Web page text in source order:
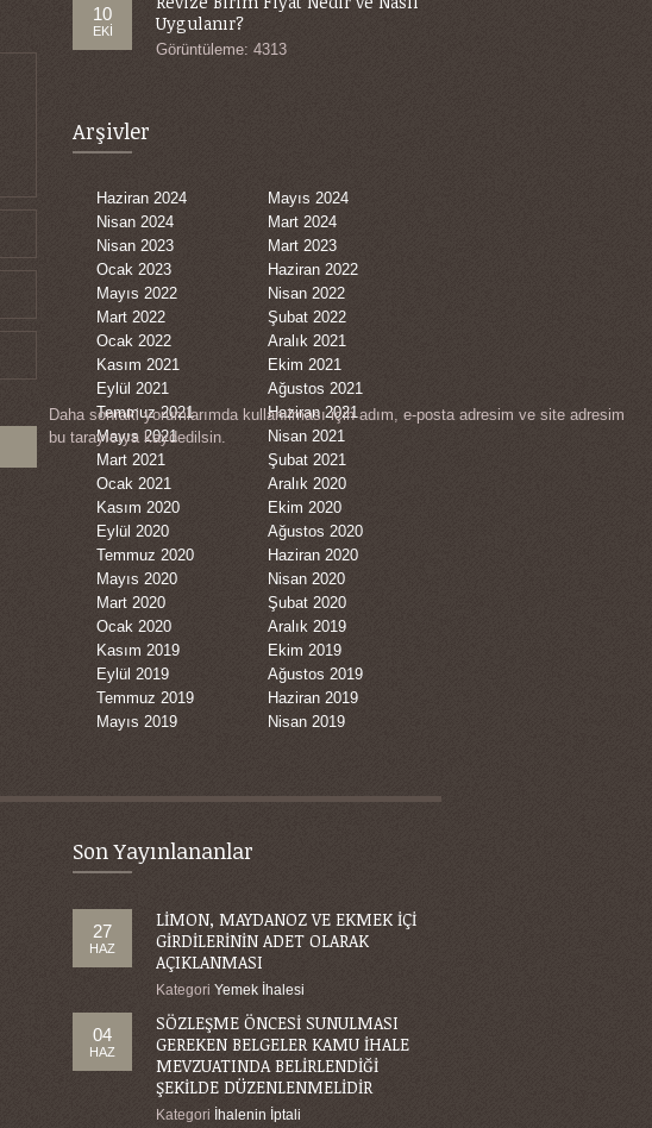
Daha sonraki yorumlarımda kullanılması için adım, e-posta adresim ve site adresim
bu tarayıcıya kaydedilsin.
10
EKI
Uygulanır?
Görüntüleme: 4313
Arşivler
Haziran 2024
Mayıs 2024
Nisan 2024
Mart 2024
Nisan 2023
Mart 2023
Ocak 2023
Haziran 2022
Mayıs 2022
Nisan 2022
Mart 2022
Şubat 2022
Ocak 2022
Aralık 2021
Kasım 2021
Ekim 2021
Eylül 2021
Ağustos 2021
Temmuz 2021
Haziran 2021
Mayıs 2021
Nisan 2021
Mart 2021
Şubat 2021
Ocak 2021
Aralık 2020
Kasım 2020
Ekim 2020
Eylül 2020
Ağustos 2020
Temmuz 2020
Haziran 2020
Mayıs 2020
Nisan 2020
Mart 2020
Şubat 2020
Ocak 2020
Aralık 2019
Kasım 2019
Ekim 2019
Eylül 2019
Ağustos 2019
Temmuz 2019
Haziran 2019
Mayıs 2019
Nisan 2019
Son Yayınlananlar
27
HAZ
LİMON, MAYDANOZ VE EKMEK İÇİ
GİRDİLERİNİN ADET OLARAK
AÇIKLANMASI
Kategori Yemek İhalesi
04
HAZ
SÖZLEŞME ÖNCESİ SUNULMASI
GEREKEN BELGELER KAMU İHALE
MEVZUATINDA BELİRLENDİĞİ
ŞEKİLDE DÜZENLENMELİDİR
Kategori İhalenin İptali